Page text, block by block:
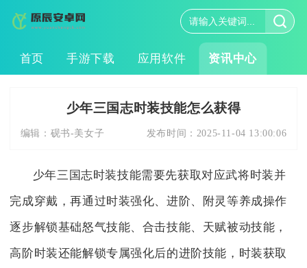
首页 手游下载 应用软件 资讯中心
少年三国志时装技能怎么获得
编辑： 砚书-美女子 发布时间： 2025-11-04 13:00:06
少年三国志时装技能需要先获取对应武将时装并
完成穿戴，再通过时装强化、进阶、附灵等养成操作
逐步解锁基础怒气技能、合击技能、天赋被动技能，
高阶时装还能解锁专属强化后的进阶技能，时装获取